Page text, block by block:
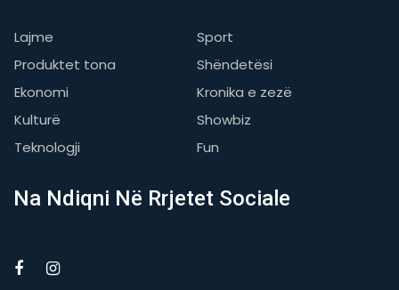
Lajme
Sport
Produktet tona
Shëndetësi
Ekonomi
Kronika e zezë
Kulturë
Showbiz
Teknologji
Fun
Na Ndiqni Në Rrjetet Sociale